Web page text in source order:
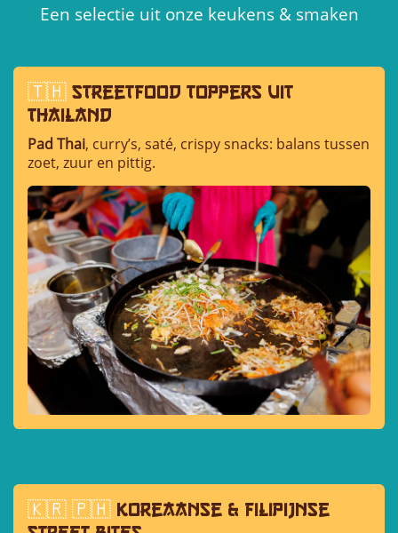
Een selectie uit onze keukens & smaken
🇹🇭 streetfood toppers uit
thailand
Pad Thai, curry’s, saté, crispy snacks: balans tussen
zoet, zuur en pittig.
🇰🇷 🇵🇭 Koreaanse & filipijnse